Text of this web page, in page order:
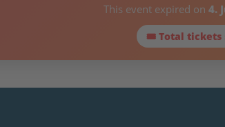
This event expired on 4.
🎟 Total tickets